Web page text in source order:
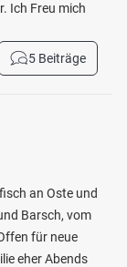
Ich Freu mich
5 Beiträge
an Oste und
Barsch, vom
für neue
eher Abends